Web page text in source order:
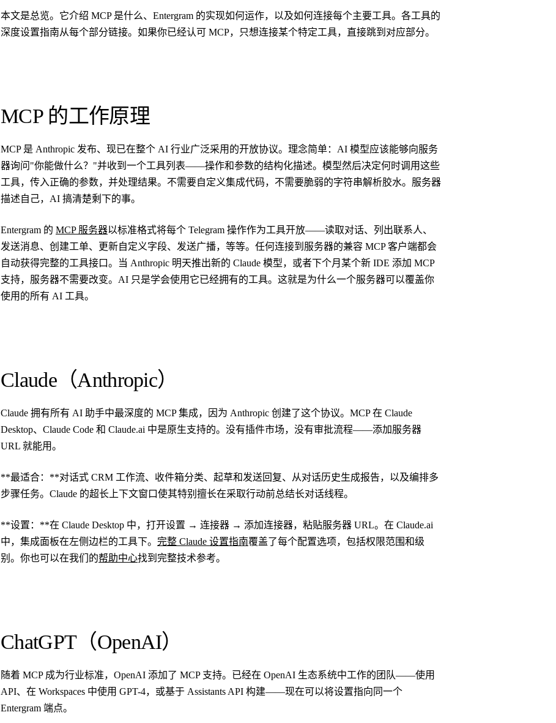
本文是总览。它介绍 MCP 是什么、Entergram 的实现如何运作，以及如何连接每个主要工具。各工具的
深度设置指南从每个部分链接。如果你已经认可 MCP，只想连接某个特定工具，直接跳到对应部分。
MCP 的工作原理
MCP 是 Anthropic 发布、现已在整个 AI 行业广泛采用的开放协议。理念简单：AI 模型应该能够向服务
器询问"你能做什么？"并收到一个工具列表——操作和参数的结构化描述。模型然后决定何时调用这些
工具，传入正确的参数，并处理结果。不需要自定义集成代码，不需要脆弱的字符串解析胶水。服务器
描述自己，AI 搞清楚剩下的事。
Entergram 的 MCP 服务器以标准格式将每个 Telegram 操作作为工具开放——读取对话、列出联系人、
发送消息、创建工单、更新自定义字段、发送广播，等等。任何连接到服务器的兼容 MCP 客户端都会
自动获得完整的工具接口。当 Anthropic 明天推出新的 Claude 模型，或者下个月某个新 IDE 添加 MCP
支持，服务器不需要改变。AI 只是学会使用它已经拥有的工具。这就是为什么一个服务器可以覆盖你
使用的所有 AI 工具。
Claude（Anthropic）
Claude 拥有所有 AI 助手中最深度的 MCP 集成，因为 Anthropic 创建了这个协议。MCP 在 Claude
Desktop、Claude Code 和 Claude.ai 中是原生支持的。没有插件市场，没有审批流程——添加服务器
URL 就能用。
**最适合：**对话式 CRM 工作流、收件箱分类、起草和发送回复、从对话历史生成报告，以及编排多
步骤任务。Claude 的超长上下文窗口使其特别擅长在采取行动前总结长对话线程。
**设置：**在 Claude Desktop 中，打开设置 → 连接器 → 添加连接器，粘贴服务器 URL。在 Claude.ai
中，集成面板在左侧边栏的工具下。 完整 Claude 设置指南覆盖了每个配置选项，包括权限范围和级
别。你也可以在我们的帮助中心找到完整技术参考。
ChatGPT（OpenAI）
随着 MCP 成为行业标准，OpenAI 添加了 MCP 支持。已经在 OpenAI 生态系统中工作的团队——使用
API、在 Workspaces 中使用 GPT-4，或基于 Assistants API 构建——现在可以将设置指向同一个
Entergram 端点。